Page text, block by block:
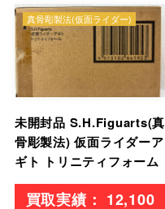
未開封品 S.H.Figuarts(真
骨彫製法) 仮面ライダーア
ギト トリニティフォーム
12,100
真骨彫製法(仮面ライダー)